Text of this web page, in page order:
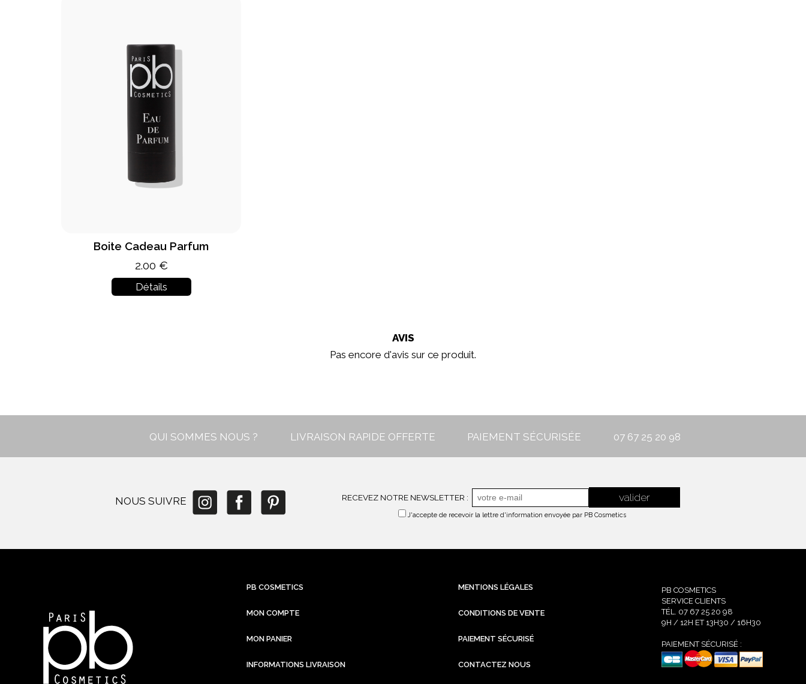
Boite Cadeau Parfum
2.00 €
Détails
AVIS
Pas encore d'avis sur ce produit.
QUI SOMMES NOUS ? LIVRAISON RAPIDE OFFERTE PAIEMENT SÉCURISÉE 07 67 25 20 98
NOUS SUIVRE RECEVEZ NOTRE NEWSLETTER :
J'accepte de recevoir la lettre d'information envoyée par PB Cosmetics
PB COSMETICS
MON COMPTE
MON PANIER
INFORMATIONS LIVRAISON
MENTIONS LÉGALES
CONDITIONS DE VENTE
PAIEMENT SÉCURISÉ
CONTACTEZ NOUS
PB COSMETICS
SERVICE CLIENTS
TÉL. 07 67 25 20 98
9H / 12H ET 13H30 / 16H30
PAIEMENT SÉCURISÉ :